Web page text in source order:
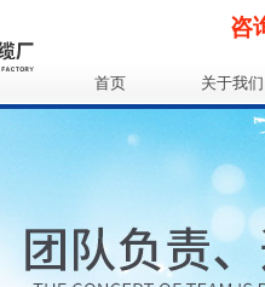
咨
首页 关于我们